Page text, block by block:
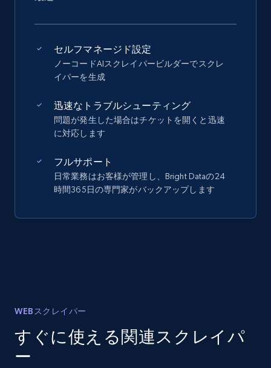
セルフマネージド設定
ノーコードAIスクレイパービルダーでスクレ
イパーを生成
迅速なトラブルシューティング
問題が発生した場合はチケットを開くと迅速
に対応します
フルサポート
日常業務はお客様が管理し、Bright Dataの24
時間365日の専門家がバックアップします
WEBスクレイパー
すぐに使える関連スクレイパ
ー